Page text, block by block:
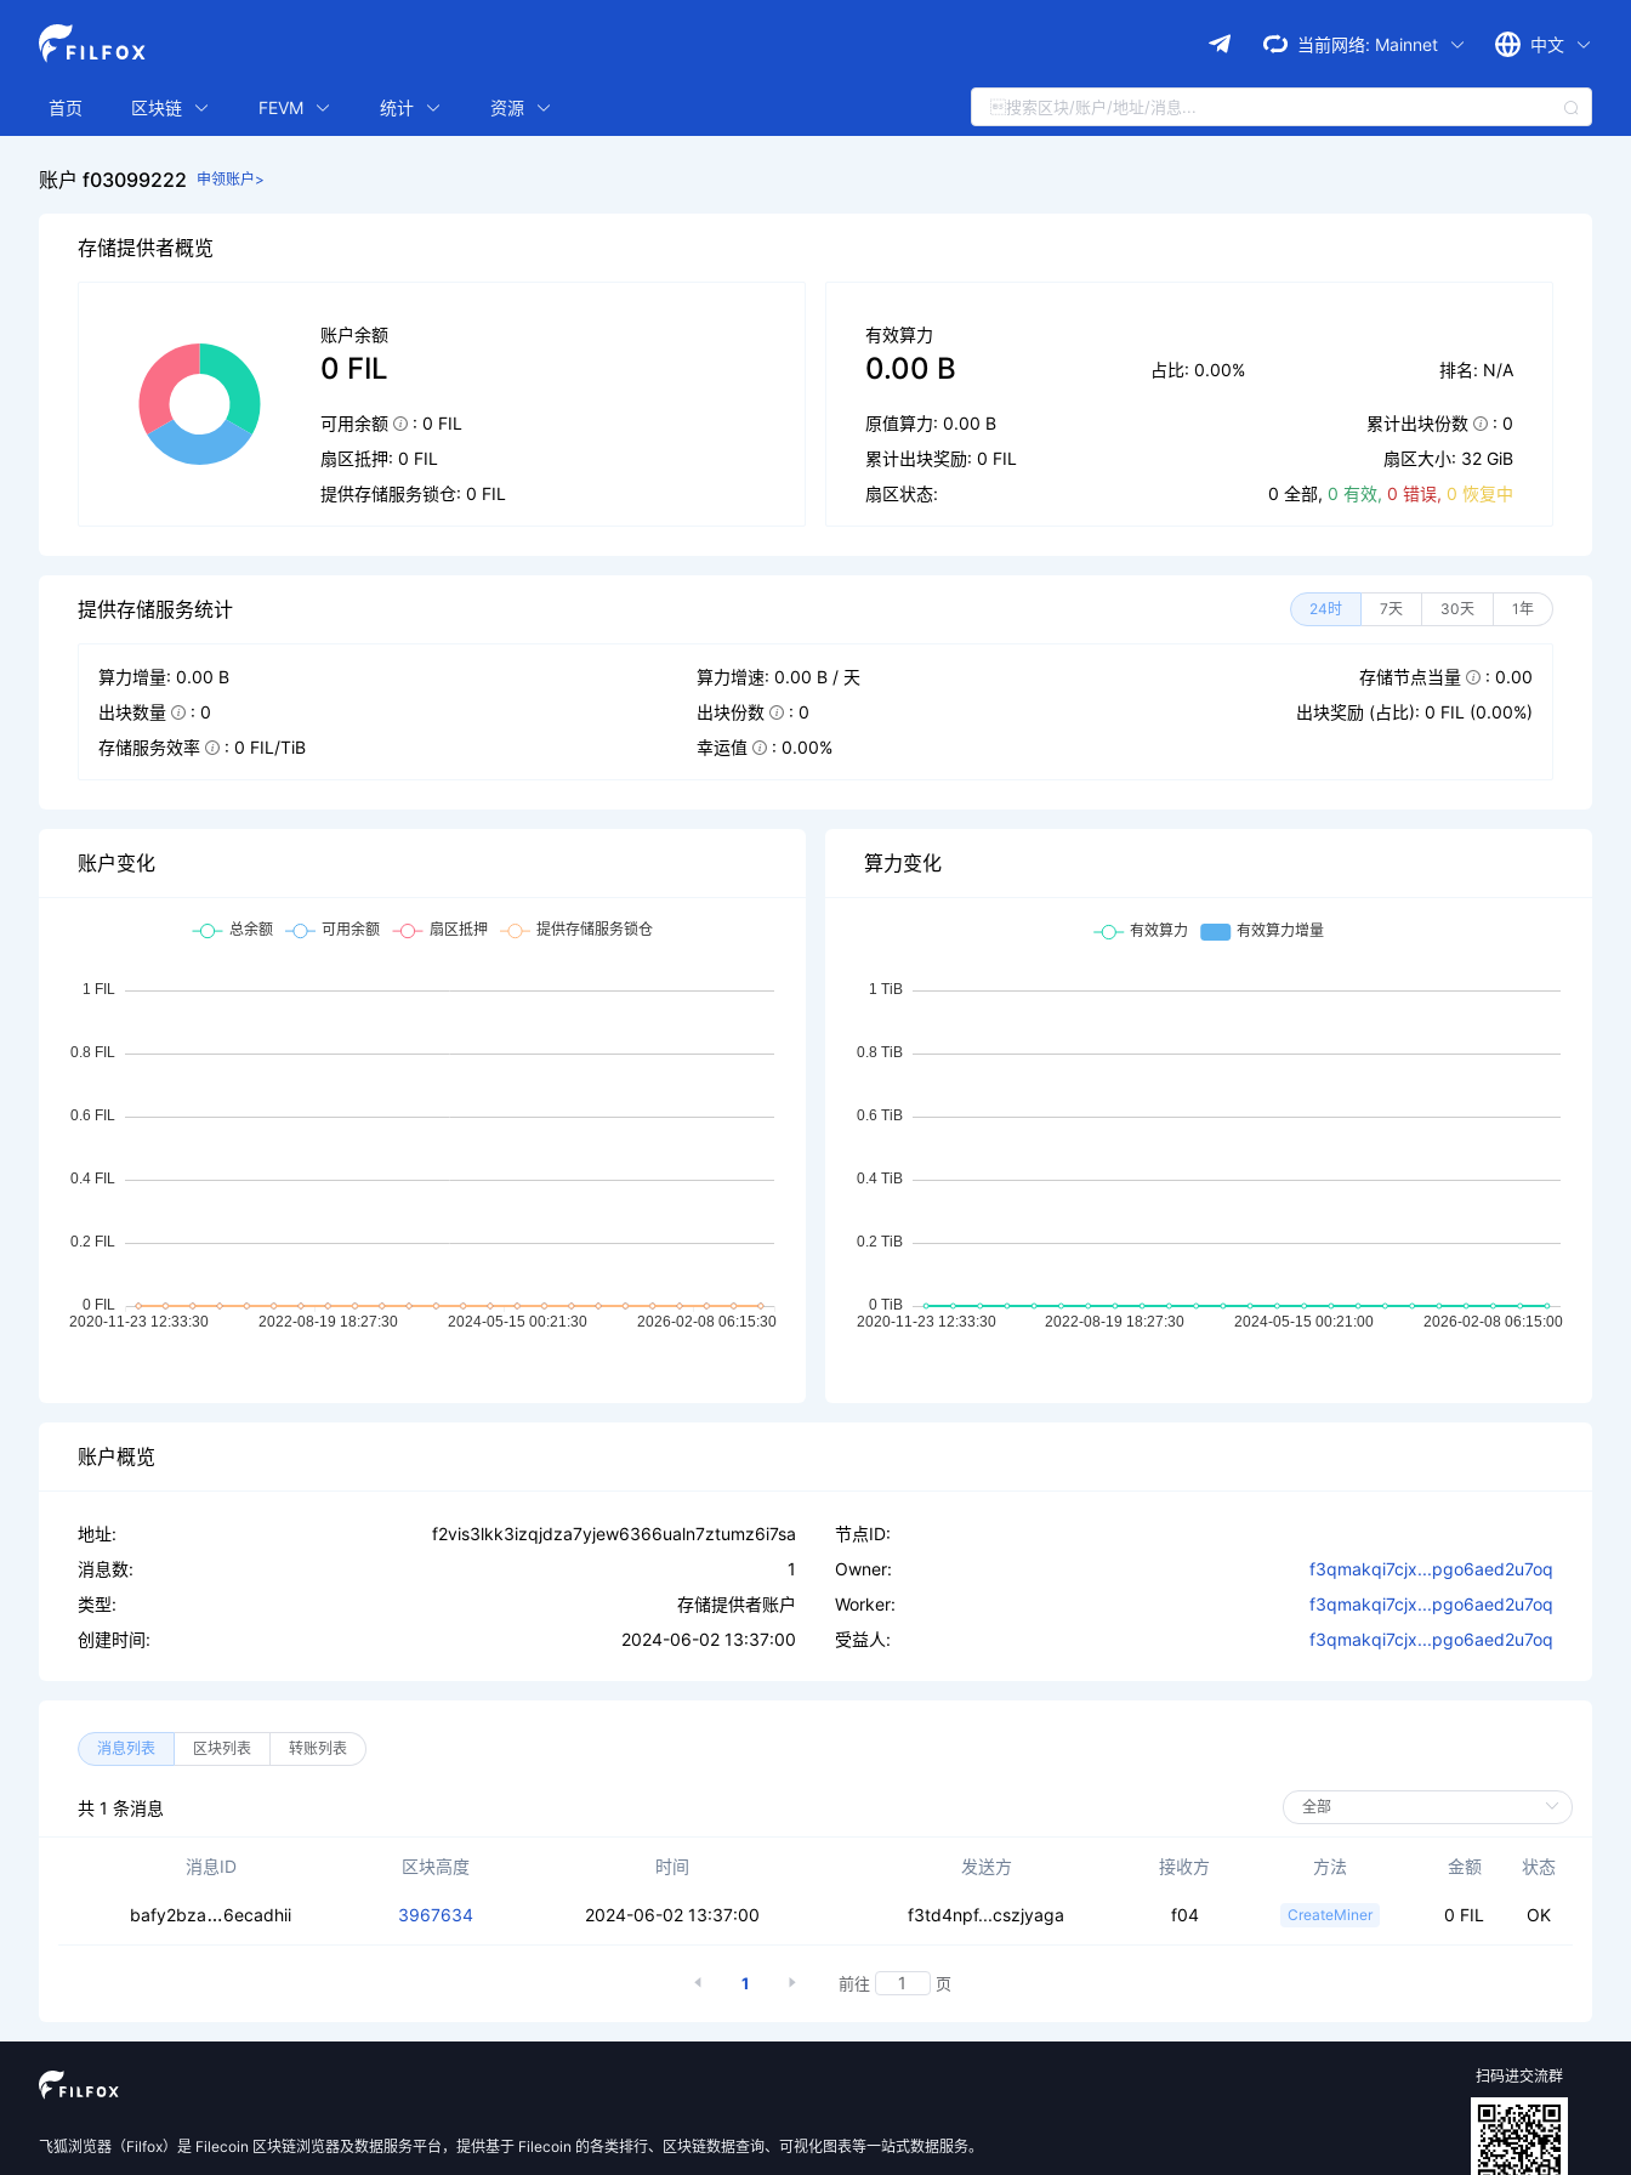
当前网络: Mainnet 中文
首页 区块链 FEVM 统计 资源
账户 f03099222 申领账户>
存储提供者概览
账户余额
0 FIL
可用余额
: 0 FIL
扇区抵押: 0 FIL
提供存储服务锁仓: 0 FIL
有效算力
0.00 B 占比: 0.00% 排名: N/A
原值算力: 0.00 B 累计出块份数
: 0
累计出块奖励: 0 FIL
扇区大小: 32 GiB
扇区状态:
0 全部, 0 有效, 0 错误, 0 恢复中
提供存储服务统计 24时 7天 30天 1年
算力增量: 0.00 B 算力增速: 0.00 B / 天 存储节点当量
: 0.00
出块数量
: 0 出块份数 : 0
出块奖励 (占比): 0 FIL (0.00%)
存储服务效率
: 0 FIL/TiB 幸运值 : 0.00%
账户变化 算力变化
账户概览
地址:
f2vis3lkk3izqjdza7yjew6366ualn7ztumz6i7sa
消息数:
1
类型:
存储提供者账户
创建时间:
2024-06-02 13:37:00
节点ID:
Owner:
f3qmakqi7cjx...pgo6aed2u7oq
Worker:
f3qmakqi7cjx...pgo6aed2u7oq
受益人:
f3qmakqi7cjx...pgo6aed2u7oq
消息列表 区块列表 转账列表
共 1 条消息
消息ID 区块高度 时间 发送方 接收方 方法 金额 状态
bafy2bza ceabb7bqod3gj3lkn6fpkfvebhtlrycin34bdeouuj2tp5
6ecadhii 3967634 2024-06-02 13:37:00 f3td4npf...cszjyaga f04 CreateMiner 0 FIL OK
1 前往 页
飞狐浏览器（Filfox）是 Filecoin 区块链浏览器及数据服务平台，提供基于 Filecoin 的各类排行、区块链数据查询、可视化图表等一站式数据服务。
扫码进交流群